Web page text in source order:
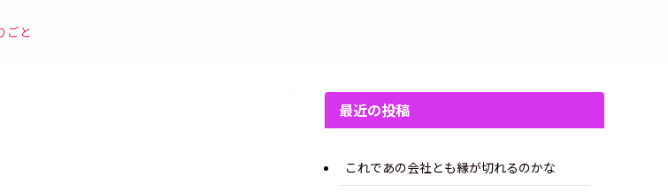
ごと
最近の投稿
これであの会社とも縁が切れるのかな